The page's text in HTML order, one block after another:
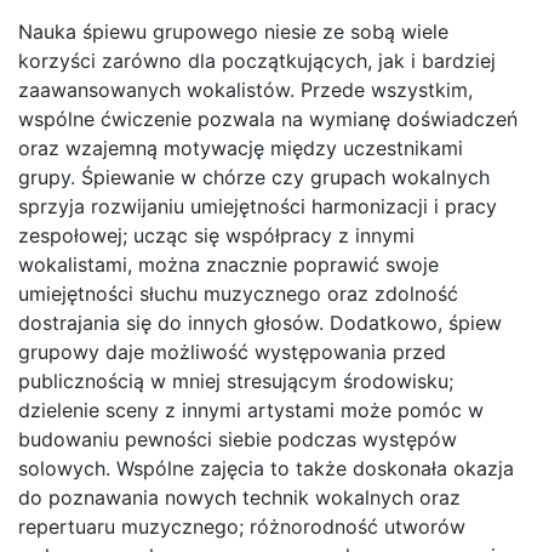
Nauka śpiewu grupowego niesie ze sobą wiele
korzyści zarówno dla początkujących, jak i bardziej
zaawansowanych wokalistów. Przede wszystkim,
wspólne ćwiczenie pozwala na wymianę doświadczeń
oraz wzajemną motywację między uczestnikami
grupy. Śpiewanie w chórze czy grupach wokalnych
sprzyja rozwijaniu umiejętności harmonizacji i pracy
zespołowej; ucząc się współpracy z innymi
wokalistami, można znacznie poprawić swoje
umiejętności słuchu muzycznego oraz zdolność
dostrajania się do innych głosów. Dodatkowo, śpiew
grupowy daje możliwość występowania przed
publicznością w mniej stresującym środowisku;
dzielenie sceny z innymi artystami może pomóc w
budowaniu pewności siebie podczas występów
solowych. Wspólne zajęcia to także doskonała okazja
do poznawania nowych technik wokalnych oraz
repertuaru muzycznego; różnorodność utworów